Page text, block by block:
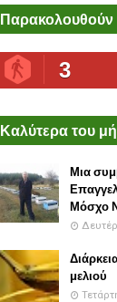
Παρακολουθούν
3
Καλύτερα του
Μια
Μόσχο
μελιού